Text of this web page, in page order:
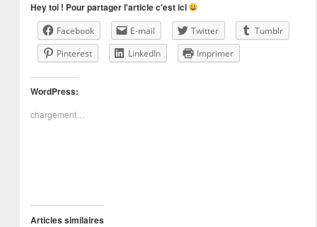
Hey toi ! Pour partager l'article c'est ici
Facebook E-mail Twitter
Tumblr
Pinterest
LinkedIn Imprimer
WordPress:
chargement…
Articles similaires